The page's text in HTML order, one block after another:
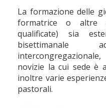
La formazione delle
formatrice o altre
qualificate) sia
novizie la cui sede è
inoltre varie
pastorali.